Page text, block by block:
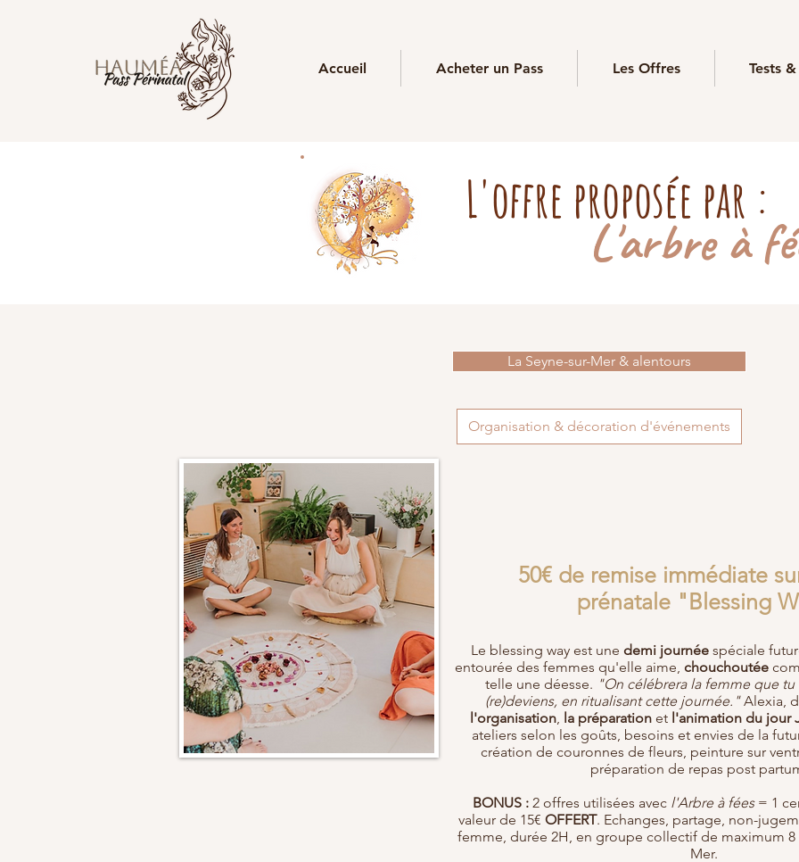
Accueil Acheter un Pass Les Offres Tests
L'offre proposée par :
L'arbre à
La Seyne-sur-Mer & alentours
Organisation & décoration d'événements
50€ de remise immédiate
prénatale "Blessing
Le blessing way est une demi journée spéciale
entourée des femmes qu'elle aime, chouchoutée
telle une déesse. "On célébrera la femme que
(re)deviens, en ritualisant cette journée."Alexia,
l'organisation, la préparation et l'animation du jour
ateliers selon les goûts, besoins et envies de la
création de couronnes de fleurs, peinture sur
préparation de repas post
BONUS : 2 offres utilisées avecl'Arbre à fées= 1
valeur de 15€ OFFERT. Echanges, partage, non-
femme, durée 2H, en groupe collectif de maximum 8
Mer.